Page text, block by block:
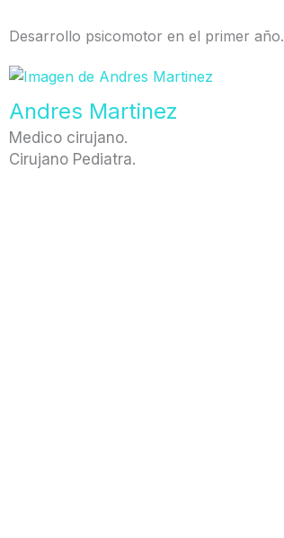
Desarrollo psicomotor en el primer año.
Andres Martinez
Medico cirujano.
Cirujano Pediatra.